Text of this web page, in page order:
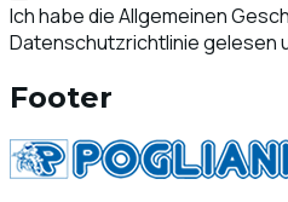
Ich habe die Allgemeinen
Datenschutzrichtlinie gelesen
Footer